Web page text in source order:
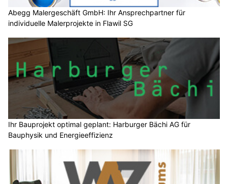
Abegg Malergeschäft GmbH: Ihr Ansprechpartner für
individuelle Malerprojekte in Flawil SG
Ihr Bauprojekt optimal geplant: Harburger Bächi AG für
Bauphysik und Energieeffizienz